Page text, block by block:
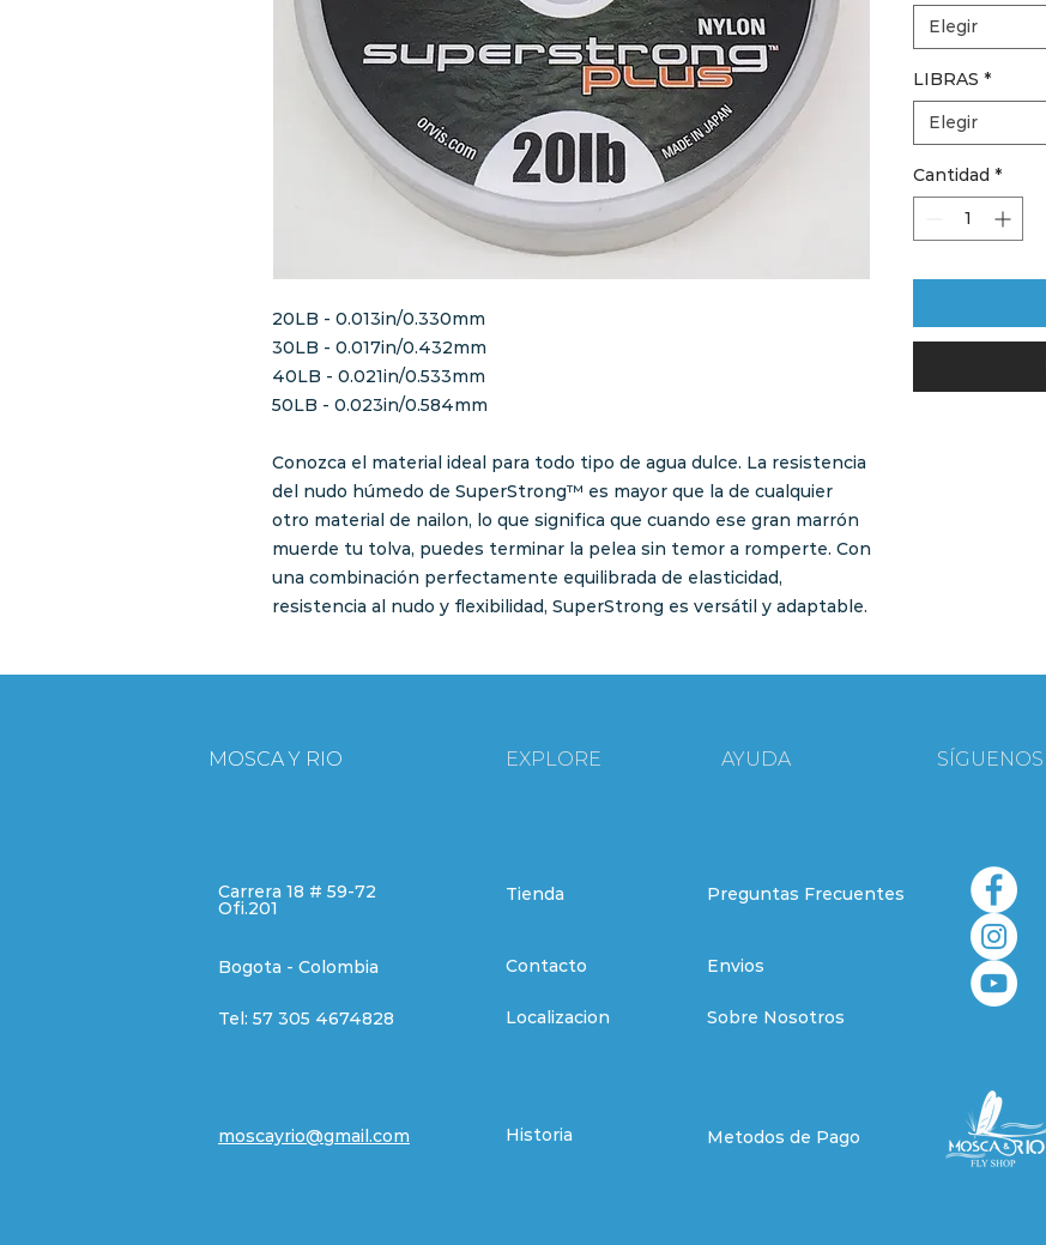
20LB - 0.013in/0.330mm
30LB - 0.017in/0.432mm
40LB - 0.021in/0.533mm
50LB - 0.023in/0.584mm
Conozca el material ideal para todo tipo de agua dulce. La resistencia
del nudo húmedo de SuperStrong™ es mayor que la de cualquier
otro material de nailon, lo que significa que cuando ese gran marrón
muerde tu tolva, puedes terminar la pelea sin temor a romperte. Con
una combinación perfectamente equilibrada de elasticidad,
resistencia al nudo y flexibilidad, SuperStrong es versátil y adaptable.
Elegir
LIBRAS *
Elegir
Cantidad *
MOSCA Y RIO EXPLORE AYUDA SÍGUENOS
Carrera 18 # 59-72
Ofi.201
Bogota - Colombia
Tel: 57 305 4674828
moscayrio@gmail.com
Tienda Preguntas Frecuentes
Contacto Envios
Localizacion Sobre Nosotros
Historia Metodos de Pago